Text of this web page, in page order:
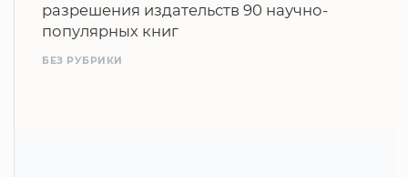
разрешения издательств 90 научно-
популярных книг
БЕЗ РУБРИКИ